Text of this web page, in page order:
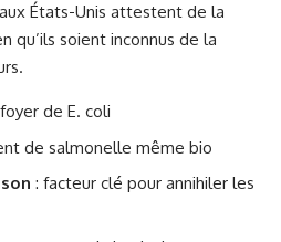
États-Unis attestent de la
qu’ils soient inconnus de la
de E. coli
de salmonelle même bio
: facteur clé pour annihiler les